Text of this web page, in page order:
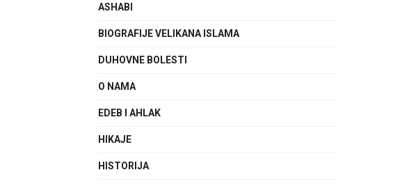
ASHABI
BIOGRAFIJE VELIKANA ISLAMA
DUHOVNE BOLESTI
O NAMA
EDEB I AHLAK
HIKAJE
HISTORIJA